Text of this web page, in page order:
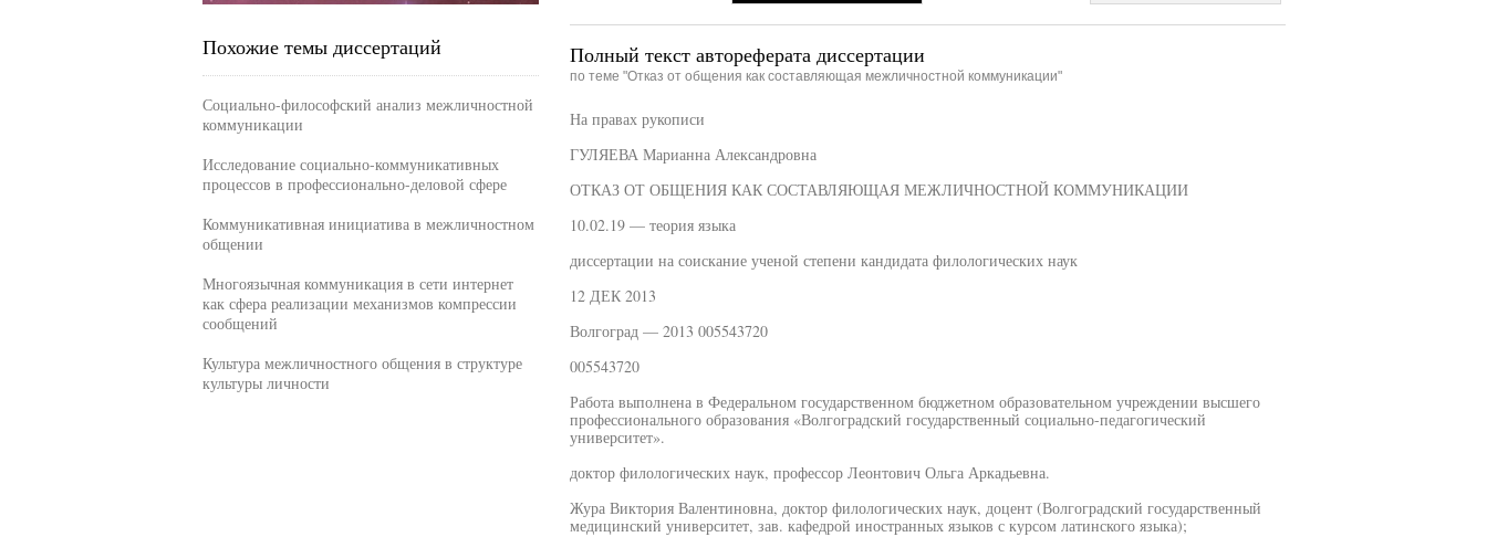
Полный текст автореферата диссертации
по теме "Отказ от общения как составляющая межличностной коммуникации"
На правах рукописи
ГУЛЯЕВА Марианна Александровна
ОТКАЗ ОТ ОБЩЕНИЯ КАК СОСТАВЛЯЮЩАЯ МЕЖЛИЧНОСТНОЙ КОММУНИКАЦИИ
10.02.19 — теория языка
диссертации на соискание ученой степени кандидата филологических наук
12 ДЕК 2013
Волгоград — 2013 005543720
005543720
Работа выполнена в Федеральном государственном бюджетном образовательном учреждении высшего
профессионального образования «Волгоградский государственный социально-педагогический
университет».
доктор филологических наук, профессор Леонтович Ольга Аркадьевна.
Жура Виктория Валентиновна, доктор филологических наук, доцент (Волгоградский государственный
медицинский университет, зав. кафедрой иностранных языков с курсом латинского языка);
Похожие темы диссертаций
Социально-философский анализ межличностной
коммуникации
Исследование социально-коммуникативных
процессов в профессионально-деловой сфере
Коммуникативная инициатива в межличностном
общении
Многоязычная коммуникация в сети интернет
как сфера реализации механизмов компрессии
сообщений
Культура межличностного общения в структуре
культуры личности